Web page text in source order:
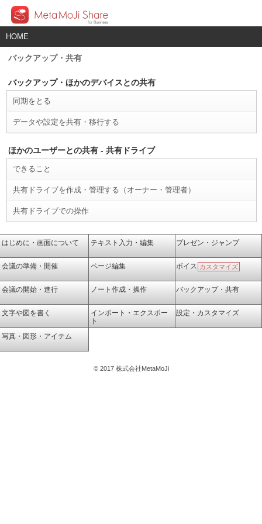
HOME
バックアップ・共有
バックアップ・ほかのデバイスとの共有
同期をとる
データや設定を共有・移行する
ほかのユーザーとの共有 - 共有ドライブ
できること
共有ドライブを作成・管理する（オーナー・管理者）
共有ドライブでの操作
はじめに・画面について
会議の準備・開催
会議の開始・進行
文字や図を書く
写真・図形・アイテム
テキスト入力・編集
ページ編集
ノート作成・操作
インポート・エクスポー
ト
プレゼン・ジャンプ
ボイス カスタマイズ
バックアップ・共有
設定・カスタマイズ
© 2017 株式会社MetaMoJi